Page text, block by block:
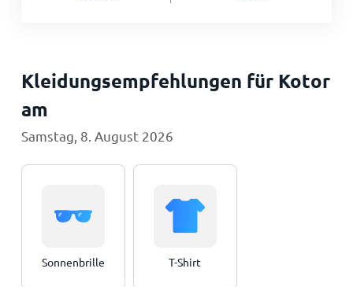
Kleidungsempfehlungen für Kotor
am
Samstag, 8. August 2026
Sonnenbrille T-Shirt